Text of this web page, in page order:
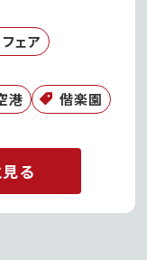
ェア
港 偕楽園
る